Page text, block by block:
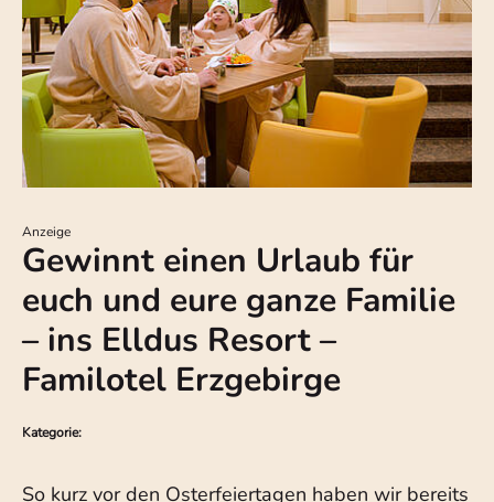
Anzeige
Gewinnt einen Urlaub für
euch und eure ganze Familie
– ins Elldus Resort –
Familotel Erzgebirge
Kategorie:
So kurz vor den Osterfeiertagen haben wir bereits